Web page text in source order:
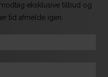
eksklusive tilbud og
tid afmelde igen.